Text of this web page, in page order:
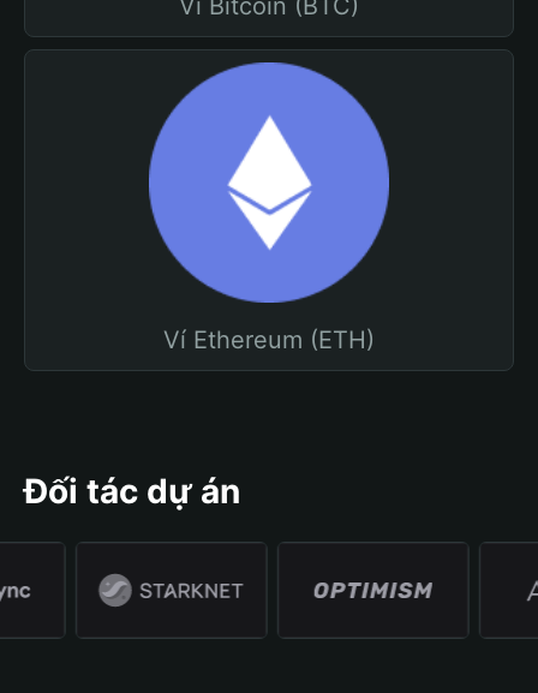
Ví Bitcoin (BTC)
Ví Ethereum (ETH)
Đối tác dự án